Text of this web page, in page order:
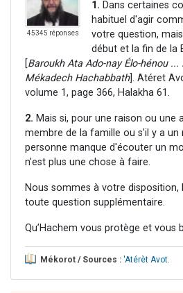
45345 réponses
1. Dans certaines
habituel d'agir
votre question,
début et la fin de la
Baroukh Ata Ado-nay Élo-hénou
Mékadech Hachabbath]. Atéret
volume 1, page 366, Halakha 61.
2. Mais si, pour une raison ou une
membre de la famille ou s'il y a un
personne manque d'écouter un
n'est plus une chose à faire.
Nous sommes à votre disposition,
toute question supplémentaire.
Qu’Hachem vous protège et vous
Mékorot / Sources : 'Atérèt Avot.